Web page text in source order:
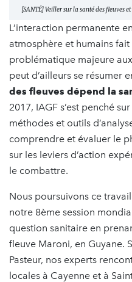
[SANTÉ] Veiller sur la santé des fleuves
L’interaction permanente
atmosphère et humains
problématique majeure
peut d’ailleurs se résumer
des fleuves dépend la
2017, IAGF s’est penché
méthodes et outils
comprendre et évaluer le
sur les leviers d’action
le combattre.
Nous poursuivons ce
notre 8ème session
question sanitaire en
fleuve Maroni, en Guyane.
Pasteur, nos experts
locales à Cayenne et à